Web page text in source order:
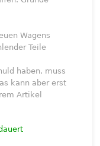
Wagens
Teile
haben, muss
kann aber erst
Artikel